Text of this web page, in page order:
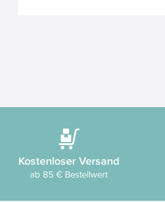
Kostenloser Versand
ab 85 € Bestellwert